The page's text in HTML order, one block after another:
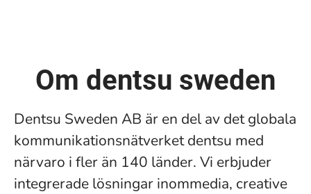
Om dentsu sweden
Dentsu Sweden AB är en del av det globala
kommunikationsnätverket dentsu med
närvaro i fler än 140 länder. Vi erbjuder
integrerade lösningar inommedia, creative